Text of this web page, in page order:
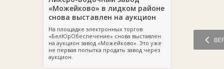
«Можейково» в лидком районе
снова выставлен на аукцион
На площадке электронных торгов
«БелЮрОбеспечение» снова выставлен
на аукцион завод «Можейково». Это уже
не первая попытка продать завод через
аукцион.